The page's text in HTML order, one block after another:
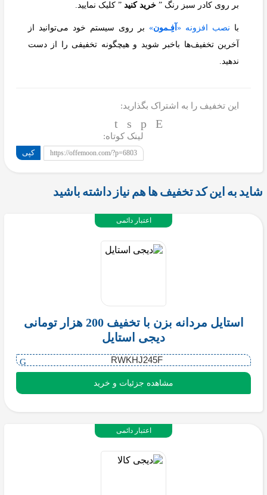
بر روی کادر سبز رنگ ” خرید کنید ” کلیک نمایید.
با نصب افزونه « آفِـمون» بر روی سیستم خود می‌توانید از
آخرین تخفیف‌ها باخبر شوید و هیچگونه تخفیفی را از دست
ندهید.
این تخفیف را به اشتراک بگذارید:
لینک کوتاه:
https://offemoon.com/?p=6803 کپی
شاید به این کد تخفیف ها هم نیاز داشته باشید
استایل مردانه بزن با تخفیف 200 هزار تومانی
دیجی استایل
RWKHJ245F
مشاهده جزئیات و خرید
اعتبار دائمی
اعتبار دائمی